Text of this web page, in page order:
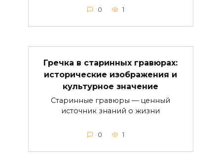
0 1
Гречка в старинных гравюрах:
исторические изображения и
культурное значение
Старинные гравюры — ценный
источник знаний о жизни
0 1